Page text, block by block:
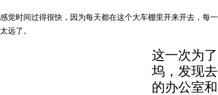
感觉时间过得很快，因为每天都在这个大车棚里开来开去，每
太远了。
这一次为
坞，发现
的办公室